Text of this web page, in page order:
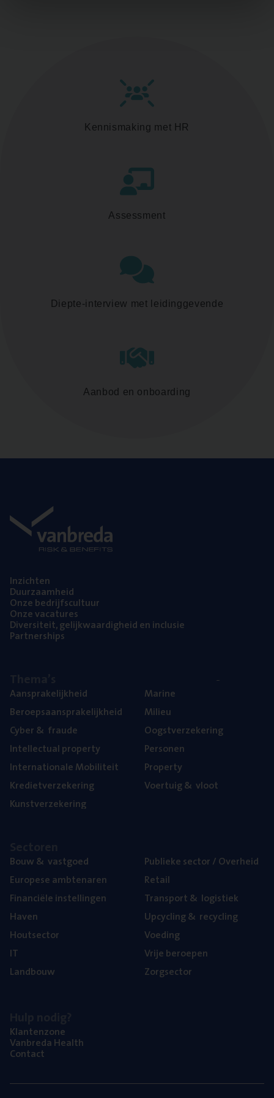
Kennismaking met HR
Assessment
Diepte-interview met leidinggevende
Aanbod en onboarding
Inzich­ten
Duur­zaam­heid
Onze bedrijfs­cul­tuur
Onze vaca­tu­res
Diver­si­teit, gelijk­waar­dig­heid en inclusie
Part­ner­ships
Aan­spra­ke­lijk­heid
Beroeps­aan­spra­ke­lijk­heid
Cyber& fraude
Intel­lec­tu­al property
Inter­na­ti­o­na­le Mobiliteit
Kre­diet­ver­ze­ke­ring
Kunst­ver­ze­ke­ring
Mari­ne
Mili­eu
Oogst­ver­ze­ke­ring
Per­so­nen
Pro­per­ty
Voer­tuig& vloot
Bouw& vastgoed
Euro­pe­se ambtenaren
Finan­ci­ë­le instellingen
Haven
Hout­sec­tor
IT
Land­bouw
Publie­ke sec­tor / Overheid
Retail
Trans­port& logistiek
Upcy­cling& recycling
Voe­ding
Vrije beroe­pen
Zorg­sec­tor
Klan­ten­zo­ne
Van­b­re­da Health
Con­tact